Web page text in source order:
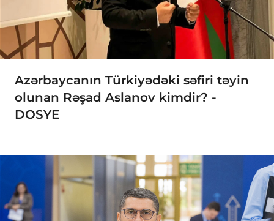
Azərbaycanın Türkiyədəki səfiri təyin
olunan Rəşad Aslanov kimdir? -
DOSYE